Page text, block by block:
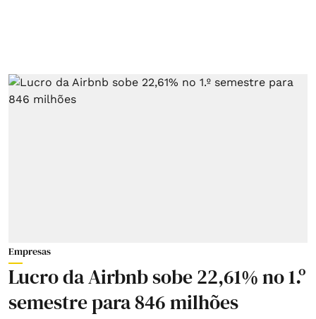
Empresas
Lucro da Airbnb sobe 22,61% no 1.º
semestre para 846 milhões